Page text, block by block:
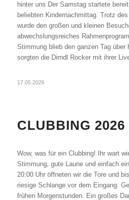
hinter uns Der Samstag startete
beliebten Kindernachmittag. Trotz
wurde den großen und kleinen
abwechslungsreiches
Stimmung blieb den ganzen Tag über
sorgten die Dirndl Rocker mit ihrer
17.05.2026
CLUBBING 2026
Wow, was für ein Clubbing! Ihr wart
Stimmung, gute Laune und einfach
20:00 Uhr öffneten wir die Tore und
riesige Schlange vor dem Eingang.
frühen Morgenstunden. Ein großes